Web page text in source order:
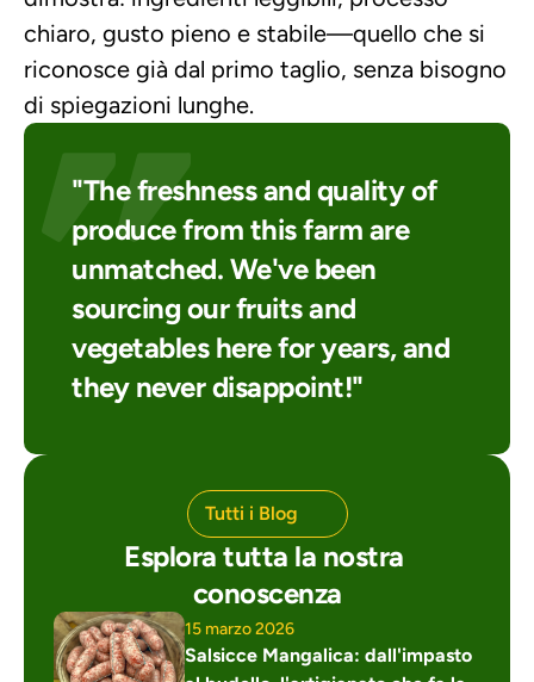
Tutti i Blog
Esplora tutta la nostra
conoscenza
15 marzo 2026
Salsicce Mangalica: dall'impasto
chiaro, gusto pieno e stabile—quello che si
riconosce già dal primo taglio, senza bisogno
di spiegazioni lunghe.
"The freshness and quality of
produce from this farm are
unmatched. We've been
sourcing our fruits and
vegetables here for years, and
they never disappoint!"